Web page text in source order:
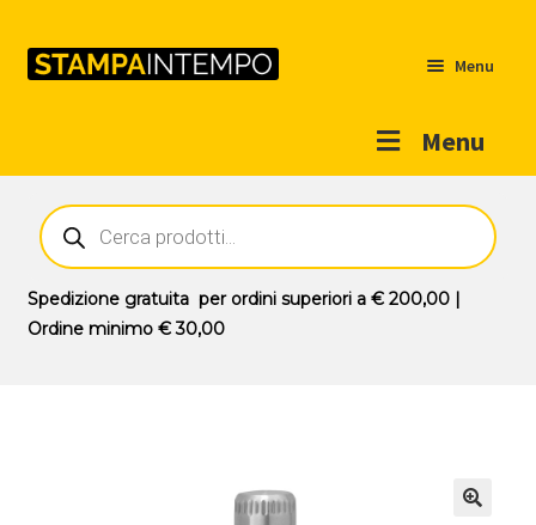
Menu
Menu
Outlet
Prodotti
Novità
Ricerca
prodotti
Spedizione gratuitaper ordini superiori a € 200,00|
Ordine minimo € 30,00